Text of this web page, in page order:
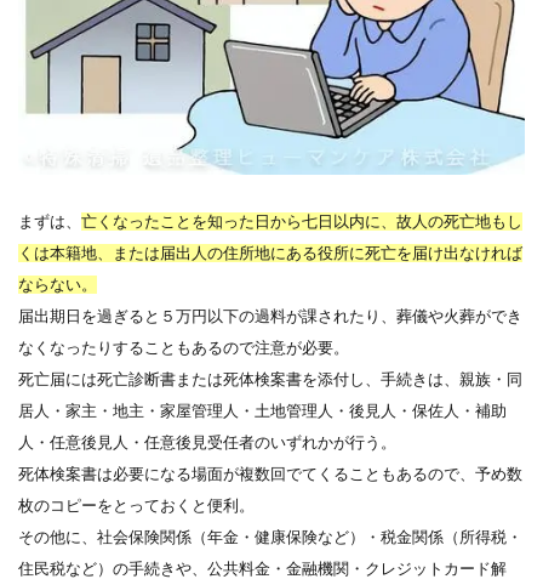
まずは、 亡くなったことを知った日から七日以内に、故人の死亡地もし
くは本籍地、または届出人の住所地にある役所に死亡を届け出なければ
ならない。
届出期日を過ぎると５万円以下の過料が課されたり、葬儀や火葬ができ
なくなったりすることもあるので注意が必要。
死亡届には死亡診断書または死体検案書を添付し、手続きは、親族・同
居人・家主・地主・家屋管理人・土地管理人・後見人・保佐人・補助
人・任意後見人・任意後見受任者のいずれかが行う。
死体検案書は必要になる場面が複数回でてくることもあるので、予め数
枚のコピーをとっておくと便利。
その他に、社会保険関係（年金・健康保険など）・税金関係（所得税・
住民税など）の手続きや、公共料金・金融機関・クレジットカード解